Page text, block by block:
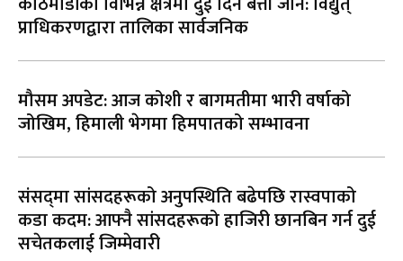
प्राधिकरणद्वारा तालिका सार्वजनिक
मौसम अपडेट: आज कोशी र बागमतीमा भारी वर्षाको
जोखिम, हिमाली भेगमा हिमपातको सम्भावना
संसद्‌मा सांसदहरूको अनुपस्थिति बढेपछि रास्वपाको
कडा कदम: आफ्नै सांसदहरूको हाजिरी छानबिन गर्न दुई
सचेतकलाई जिम्मेवारी